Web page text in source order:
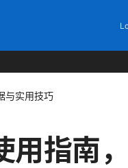
与实用技巧
指南